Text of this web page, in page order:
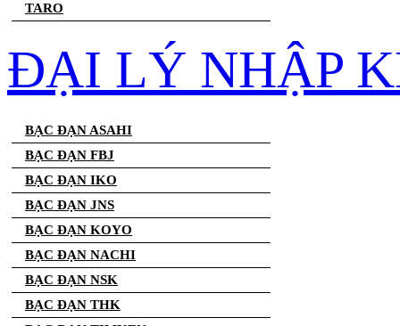
TARO
ĐẠI LÝ NHẬP
BẠC ĐẠN ASAHI
BẠC ĐẠN FBJ
BẠC ĐẠN IKO
BẠC ĐẠN JNS
BẠC ĐẠN KOYO
BẠC ĐẠN NACHI
BẠC ĐẠN NSK
BẠC ĐẠN THK